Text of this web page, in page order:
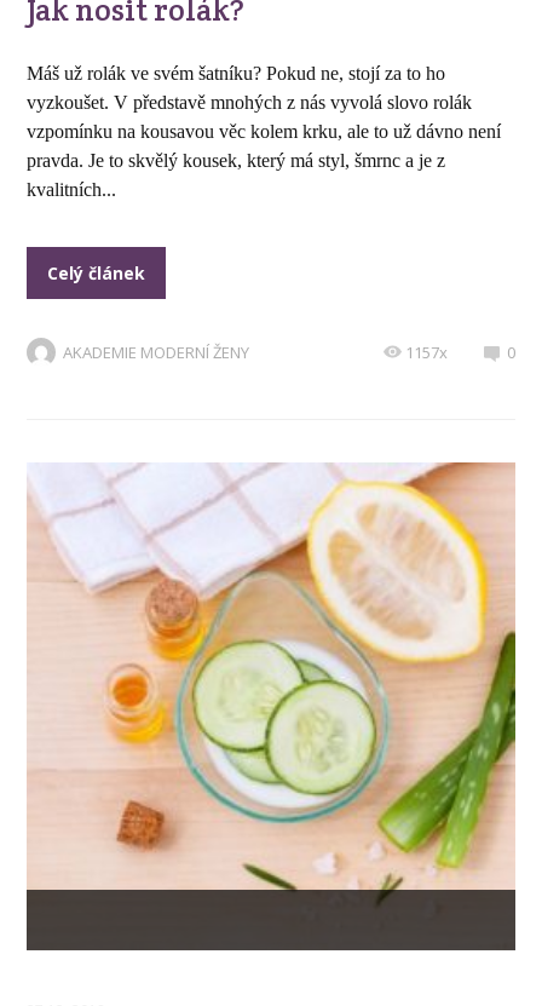
Jak nosit rolák?
Máš už rolák ve svém šatníku? Pokud ne, stojí za to ho
vyzkoušet. V představě mnohých z nás vyvolá slovo rolák
vzpomínku na kousavou věc kolem krku, ale to už dávno není
pravda. Je to skvělý kousek, který má styl, šmrnc a je z
kvalitních...
Celý článek
AKADEMIE MODERNÍ ŽENY 0
1157x